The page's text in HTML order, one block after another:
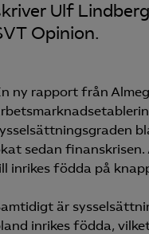
Ulf
Opinion.
ny rapport från
sedan
inrikes födda på
är
inrikes födda,